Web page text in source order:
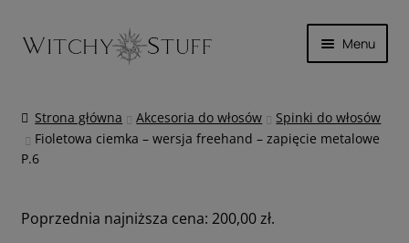
Przejdź
do
Przejdź
do
Menu
MAGICZNIE
Strona główna Akcesoria do włosów
Spinki do włosów
Fioletowa ciemka – wersja freehand – zapięcie metalowe
P.6
Poprzednia najniższa cena: 200,00zł.